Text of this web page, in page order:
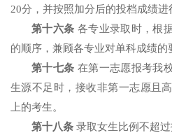
20分，并按照加分后的投档成绩进
第十六条 各专业录取时，根
的顺序，兼顾各专业对单科成绩的
第十七条 在第一志愿报考我
生源不足时，接收非第一志愿且
上的考生。
第十八条 录取女生比例不超过